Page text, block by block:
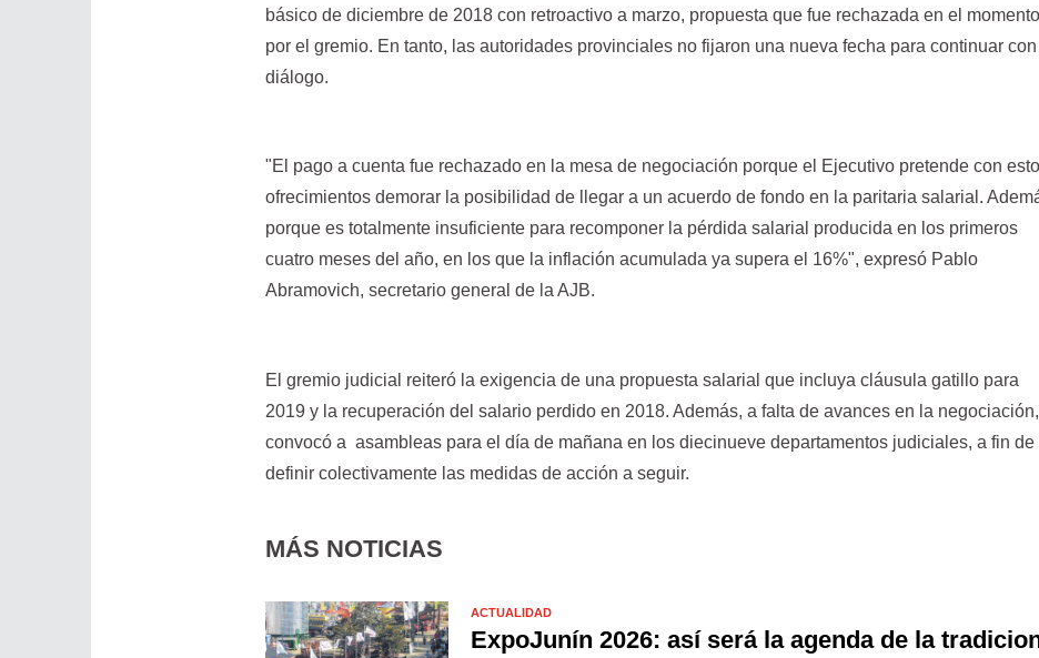
básico de diciembre de 2018 con retroactivo a marzo, propuesta que fue rechazada en el momento
por el gremio. En tanto, las autoridades provinciales no fijaron una nueva fecha para continuar con
diálogo.
"El pago a cuenta fue rechazado en la mesa de negociación porque el Ejecutivo pretende con
ofrecimientos demorar la posibilidad de llegar a un acuerdo de fondo en la paritaria salarial.
porque es totalmente insuficiente para recomponer la pérdida salarial producida en los primeros
cuatro meses del año, en los que la inflación acumulada ya supera el 16%", expresó Pablo
Abramovich, secretario general de la AJB.
El gremio judicial reiteró la exigencia de una propuesta salarial que incluya cláusula gatillo para
2019 y la recuperación del salario perdido en 2018. Además, a falta de avances en la negociación,
convocó a asambleas para el día de mañana en los diecinueve departamentos judiciales, a fin de
definir colectivamente las medidas de acción a seguir.
MÁS NOTICIAS
ACTUALIDAD
ExpoJunín 2026: así será la agenda de la